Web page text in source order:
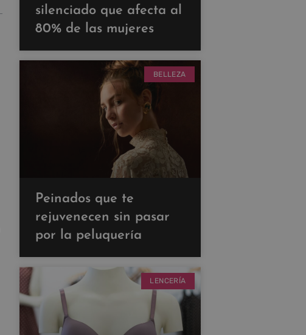
silenciado que afecta al
80% de las mujeres
BELLEZA
Peinados que te
rejuvenecen sin pasar
por la peluquería
LENCERÍA